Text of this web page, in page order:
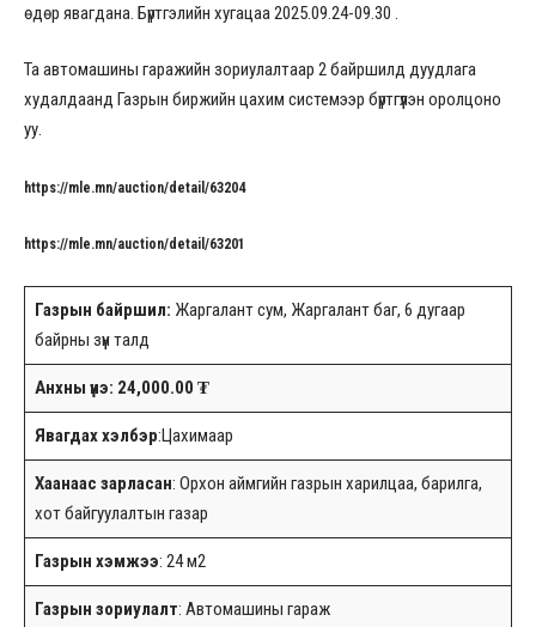
өдөр явагдана. Бүртгэлийн хугацаа 2025.09.24-09.30 .
Та автомашины гаражийн зориулалтаар 2 байршилд дуудлага
худалдаанд Газрын биржийн цахим системээр бүртгүүлэн оролцоно
уу.
https://mle.mn/auction/detail/63204
https://mle.mn/auction/detail/63201
Газрын байршил: Жаргалант сум, Жаргалант баг, 6 дугаар
байрны зүүн талд
Анхны үнэ: 24,000.00 ₮
Явагдах хэлбэр:Цахимаар
Хаанаас зарласан: Орхон аймгийн газрын харилцаа, барилга,
хот байгуулалтын газар
Газрын хэмжээ: 24 м2
Газрын зориулалт: Автомашины гараж